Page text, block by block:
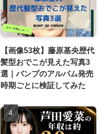
【画像53枚】藤原基央歴代
髪型おでこが見えた写真3
選｜バンプのアルバム発売
時期ごとに検証してみた